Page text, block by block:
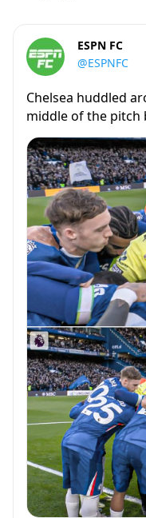
ESPN FC
@ESPNFC
Chelsea huddled
middle of the pitch